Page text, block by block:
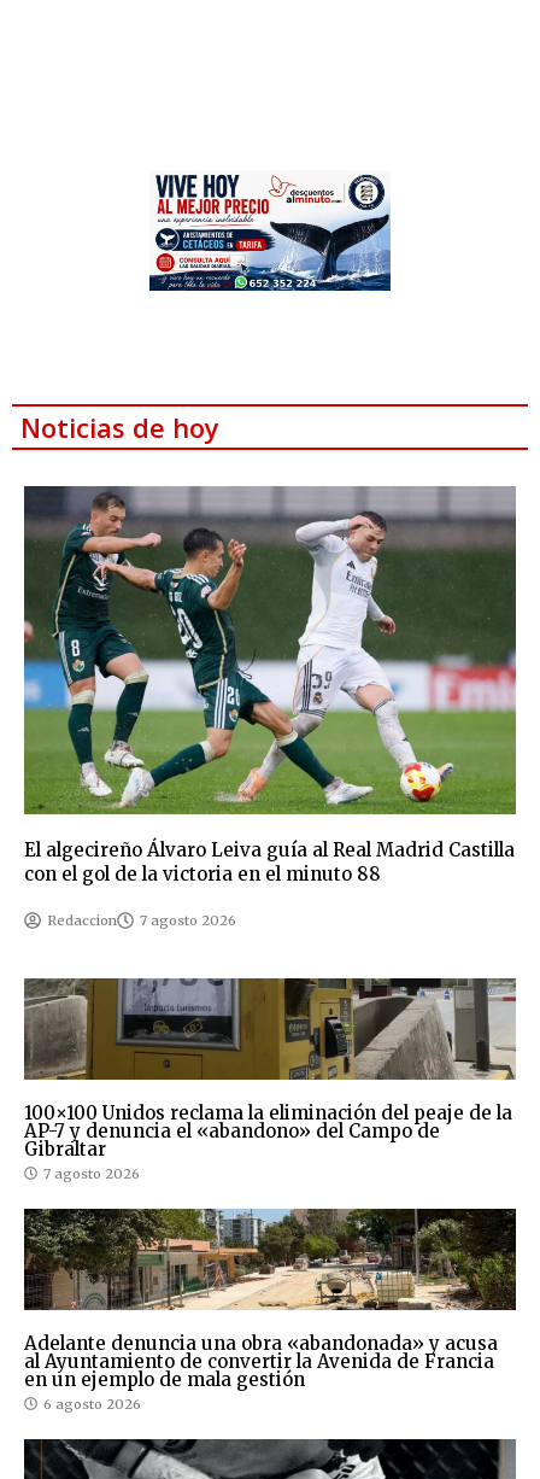
Noticias de hoy
El algecireño Álvaro Leiva guía al Real Madrid Castilla
con el gol de la victoria en el minuto 88
Redaccion 7 agosto 2026
100×100 Unidos reclama la eliminación del peaje de la
AP-7 y denuncia el «abandono» del Campo de
Gibraltar
7 agosto 2026
Adelante denuncia una obra «abandonada» y acusa
al Ayuntamiento de convertir la Avenida de Francia
en un ejemplo de mala gestión
6 agosto 2026